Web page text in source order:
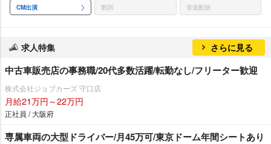
CM出演 歌詞 音楽配信
求人特集 さらに見る
中古車販売店の事務職/20代多数活躍/転勤なし/フリーター歓迎
株式会社ジョブカーズ 守口店
月給21万円～22万円
正社員 / 大阪府
専属車両の大型ドライバー/月45万可/東京ドーム年間シートあり